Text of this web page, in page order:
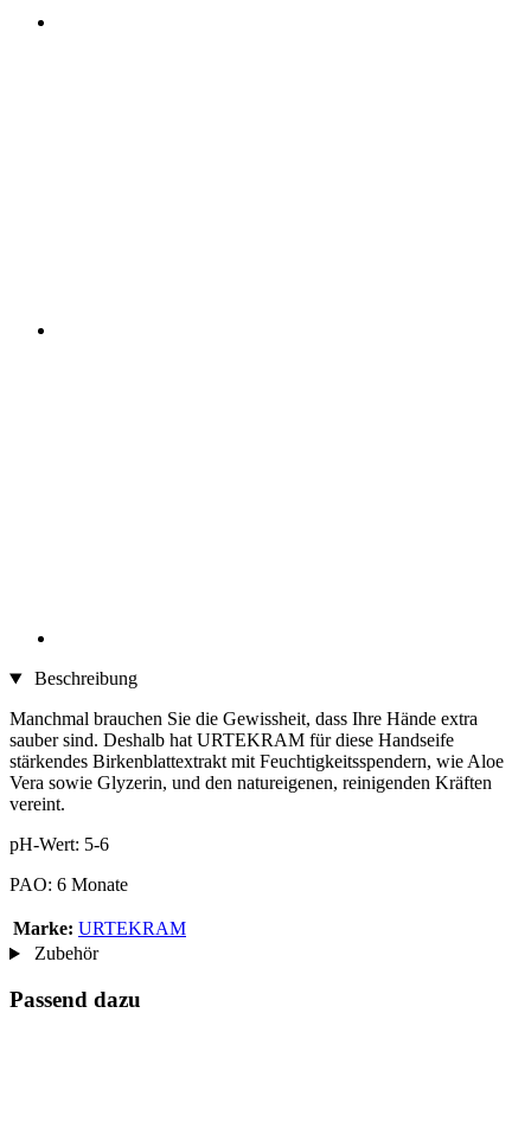
Beschreibung
Manchmal brauchen Sie die Gewissheit, dass Ihre Hände extra
sauber sind. Deshalb hat URTEKRAM für diese Handseife
stärkendes Birkenblattextrakt mit Feuchtigkeitsspendern, wie Aloe
Vera sowie Glyzerin, und den natureigenen, reinigenden Kräften
vereint.
pH-Wert: 5-6
PAO: 6 Monate
Marke: URTEKRAM
Zubehör
Passend dazu